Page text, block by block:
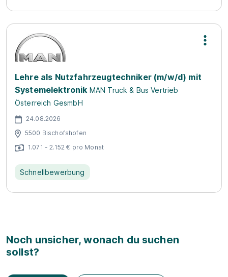
Lehre als Nutzfahrzeugtechniker (m/w/d) mit
Systemelektronik MAN Truck & Bus Vertrieb
Österreich GesmbH
24.08.2026
5500 Bischofshofen
1.071 - 2.152 € pro Monat
Schnellbewerbung
Noch unsicher, wonach du suchen
sollst?